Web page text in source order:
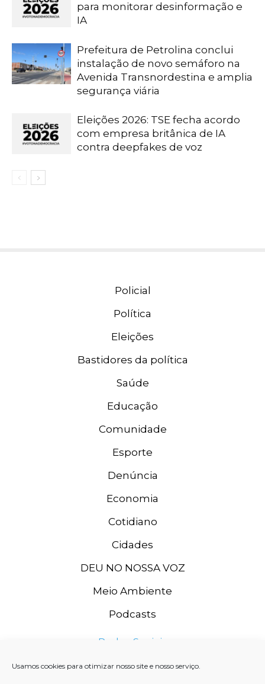
Usamos cookies para otimizar nosso site e nosso serviço.
para monitorar desinformação e
IA
Prefeitura de Petrolina conclui
instalação de novo semáforo na
Avenida Transnordestina e amplia
segurança viária
Eleições 2026: TSE fecha acordo
com empresa britânica de IA
contra deepfakes de voz
Policial
Política
Eleições
Bastidores da política
Saúde
Educação
Comunidade
Esporte
Denúncia
Economia
Cotidiano
Cidades
DEU NO NOSSA VOZ
Meio Ambiente
Podcasts
Redes Sociais